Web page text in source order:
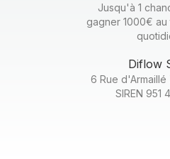
Jusqu'à 1
gagner 1000€
Diflow
6 Rue d'Armaillé
SIREN 951